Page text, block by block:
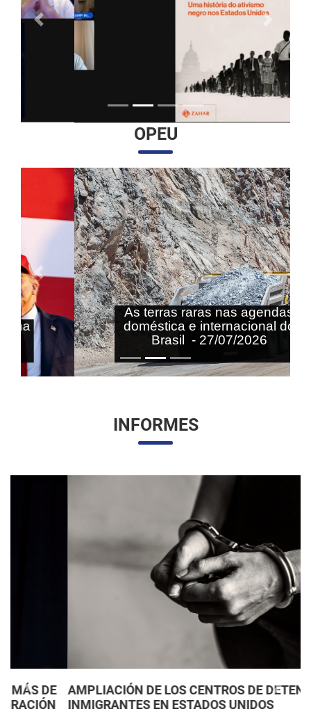
Anterior
OPEU
As terras raras nas agendas
doméstica e internacional do
Brasil - 27/07/2026
Anterior Próximo
INFORMES
AMPLIACIÓN DE LOS CENTROS DE DETENCIÓN DE
INMIGRANTES EN ESTADOS UNIDOS
Anterior